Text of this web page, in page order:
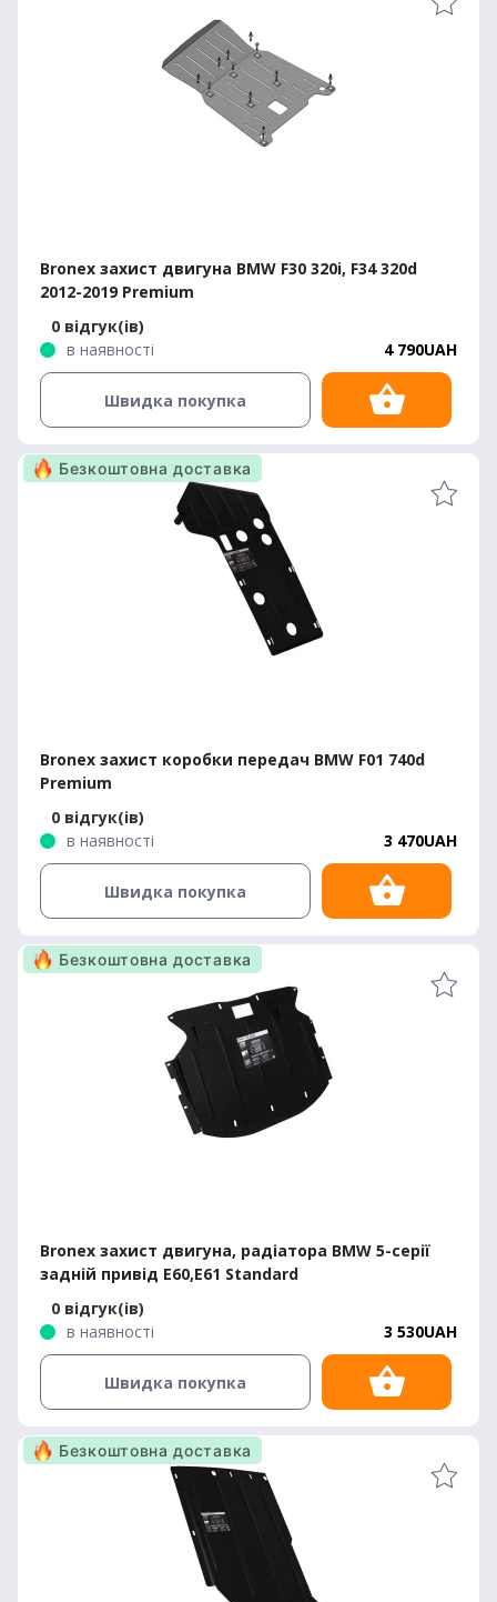
Bronex захист двигуна BMW F30 320i, F34 320d
2012-2019 Premium
0 відгук(ів)
в наявності
4 790UAH
Швидка покупка
Bronex захист коробки передач BMW F01 740d
Premium
0 відгук(ів)
в наявності
3 470UAH
Безкоштовна доставка
Швидка покупка
Bronex захист двигуна, радіатора BMW 5-серії
задній привід E60,E61 Standard
0 відгук(ів)
в наявності
3 530UAH
Безкоштовна доставка
Швидка покупка
Безкоштовна доставка